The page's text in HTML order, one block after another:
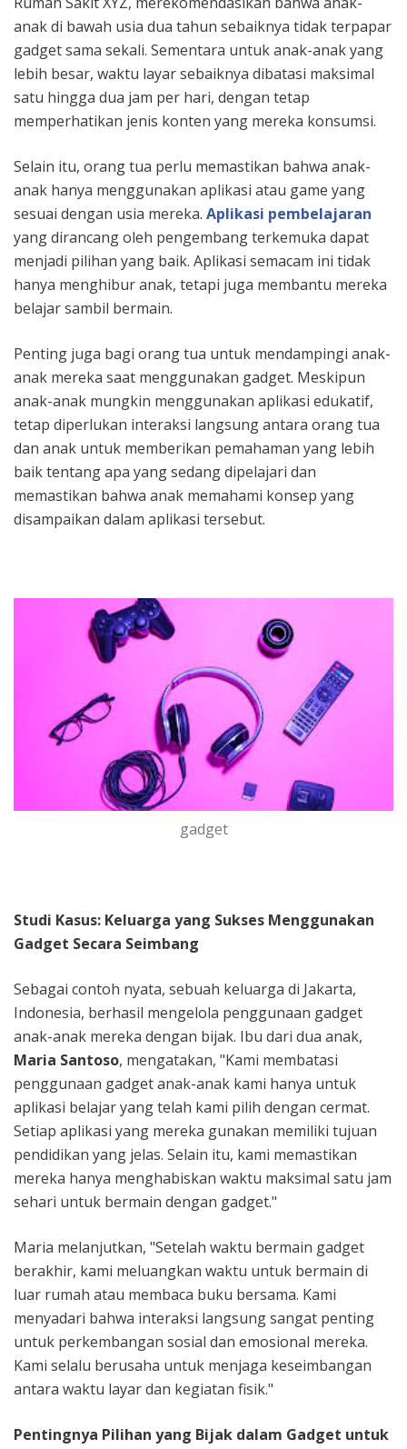
anak di bawah usia dua tahun sebaiknya tidak terpapar
gadget sama sekali. Sementara untuk anak-anak yang
lebih besar, waktu layar sebaiknya dibatasi maksimal
satu hingga dua jam per hari, dengan tetap
memperhatikan jenis konten yang mereka konsumsi.
Selain itu, orang tua perlu memastikan bahwa anak-
anak hanya menggunakan aplikasi atau game yang
sesuai dengan usia mereka. Aplikasi pembelajaran
yang dirancang oleh pengembang terkemuka dapat
menjadi pilihan yang baik. Aplikasi semacam ini tidak
hanya menghibur anak, tetapi juga membantu mereka
belajar sambil bermain.
Penting juga bagi orang tua untuk mendampingi anak-
anak mereka saat menggunakan gadget. Meskipun
anak-anak mungkin menggunakan aplikasi edukatif,
tetap diperlukan interaksi langsung antara orang tua
dan anak untuk memberikan pemahaman yang lebih
baik tentang apa yang sedang dipelajari dan
memastikan bahwa anak memahami konsep yang
disampaikan dalam aplikasi tersebut.
gadget
Studi Kasus: Keluarga yang Sukses Menggunakan
Gadget Secara Seimbang
Sebagai contoh nyata, sebuah keluarga di Jakarta,
Indonesia, berhasil mengelola penggunaan gadget
anak-anak mereka dengan bijak. Ibu dari dua anak,
Maria Santoso, mengatakan, "Kami membatasi
penggunaan gadget anak-anak kami hanya untuk
aplikasi belajar yang telah kami pilih dengan cermat.
Setiap aplikasi yang mereka gunakan memiliki tujuan
pendidikan yang jelas. Selain itu, kami memastikan
mereka hanya menghabiskan waktu maksimal satu jam
sehari untuk bermain dengan gadget."
Maria melanjutkan, "Setelah waktu bermain gadget
berakhir, kami meluangkan waktu untuk bermain di
luar rumah atau membaca buku bersama. Kami
menyadari bahwa interaksi langsung sangat penting
untuk perkembangan sosial dan emosional mereka.
Kami selalu berusaha untuk menjaga keseimbangan
antara waktu layar dan kegiatan fisik."
Pentingnya Pilihan yang Bijak dalam Gadget untuk